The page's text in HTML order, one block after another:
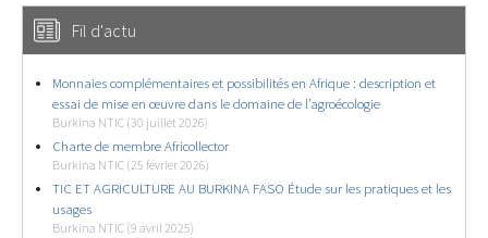
Fil d'actu
Monnaies complémentaires et possibilités en Afrique : description et
essai de mise en œuvre dans le domaine de l’agroécologie
Burkina NTIC (30 juillet 2026)
Charte de membre Africollector
Burkina NTIC (25 février 2026)
TIC ET AGRICULTURE AU BURKINA FASO Étude sur les pratiques et les
usages
Burkina NTIC (9 avril 2025)